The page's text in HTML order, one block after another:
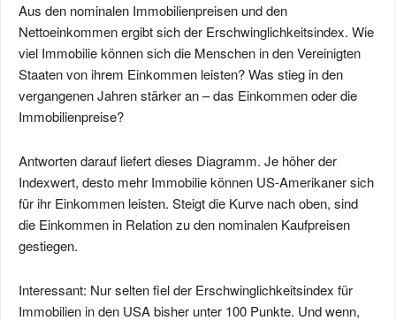
Aus den nominalen Immobilienpreisen und den
Nettoeinkommen ergibt sich der Erschwinglichkeitsindex. Wie
viel Immobilie können sich die Menschen in den Vereinigten
Staaten von ihrem Einkommen leisten? Was stieg in den
vergangenen Jahren stärker an – das Einkommen oder die
Immobilienpreise?
Antworten darauf liefert dieses Diagramm. Je höher der
Indexwert, desto mehr Immobilie können US-Amerikaner sich
für ihr Einkommen leisten. Steigt die Kurve nach oben, sind
die Einkommen in Relation zu den nominalen Kaufpreisen
gestiegen.
Interessant: Nur selten fiel der Erschwinglichkeitsindex für
Immobilien in den USA bisher unter 100 Punkte. Und wenn,